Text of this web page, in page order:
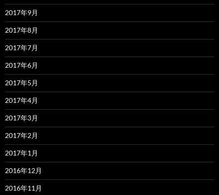
2017年9月
2017年8月
2017年7月
2017年6月
2017年5月
2017年4月
2017年3月
2017年2月
2017年1月
2016年12月
2016年11月